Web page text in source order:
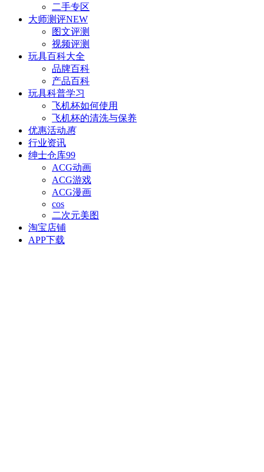
二手专区
大师测评NEW
图文评测
视频评测
玩具百科大全
品牌百科
产品百科
玩具科普学习
飞机杯如何使用
飞机杯的清洗与保养
优惠活动惠
行业资讯
绅士仓库99
ACG动画
ACG游戏
ACG漫画
cos
二次元美图
淘宝店铺
APP下载